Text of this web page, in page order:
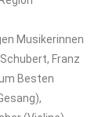
Musikerinnen
Franz
Besten